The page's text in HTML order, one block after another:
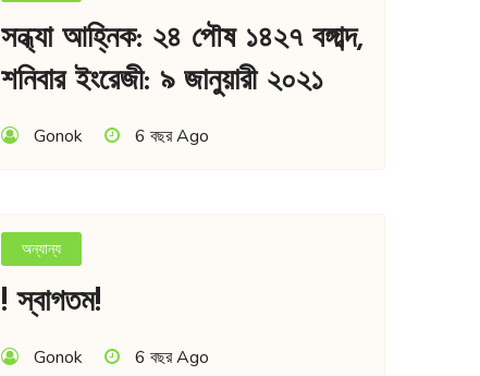
সন্ধ্যা আহ্নিক: ২৪ পৌষ ১৪২৭ বঙ্গাব্দ,
শনিবার ইংরেজী: ৯ জানুয়ারী ২০২১
Gonok 6 বছর Ago
অন্যান্য
! স্বাগতম!
Gonok 6 বছর Ago